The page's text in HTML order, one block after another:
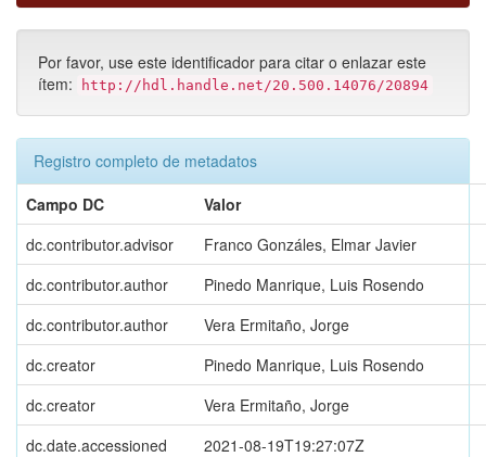
Por favor, use este identificador para citar o enlazar este
ítem:
http://hdl.handle.net/20.500.14076/20894
Registro completo de metadatos
Campo DC
Valor
dc.contributor.advisor
Franco Gonzáles, Elmar Javier
dc.contributor.author
Pinedo Manrique, Luis Rosendo
dc.contributor.author
Vera Ermitaño, Jorge
dc.creator
Pinedo Manrique, Luis Rosendo
dc.creator
Vera Ermitaño, Jorge
dc.date.accessioned
2021-08-19T19:27:07Z